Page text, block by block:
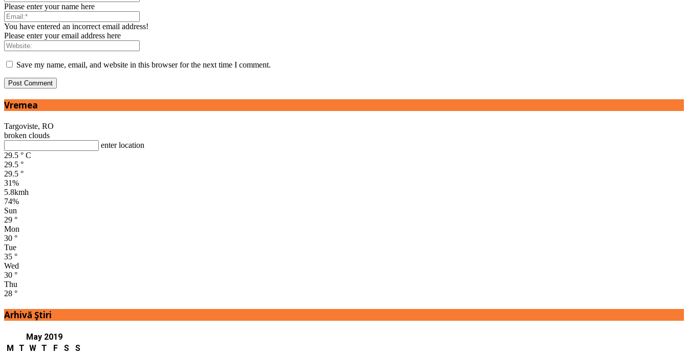
Please enter your name here
You have entered an incorrect email address!
Please enter your email address here
Save my name, email, and website in this browser for the next time I comment.
Vremea
Targoviste, RO
broken clouds
enter location
29.5 ° C
29.5 °
29.5 °
31%
5.8kmh
74%
Sun
29 °
Mon
30 °
Tue
35 °
Wed
30 °
Thu
28 °
Arhivă Ştiri
May 2019
M T W T F S
S